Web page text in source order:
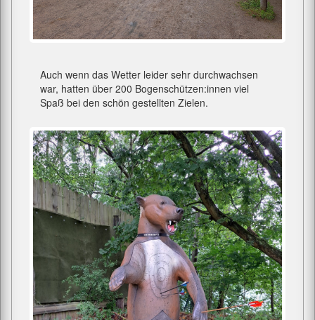
Auch wenn das Wetter leider sehr durchwachsen
war, hatten über 200 Bogenschützen:innen viel
Spaß bei den schön gestellten Zielen.